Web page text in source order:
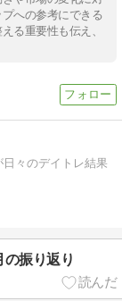
への参考にできる
る重要性も伝え、
々のデイトレ結果
の振り返り